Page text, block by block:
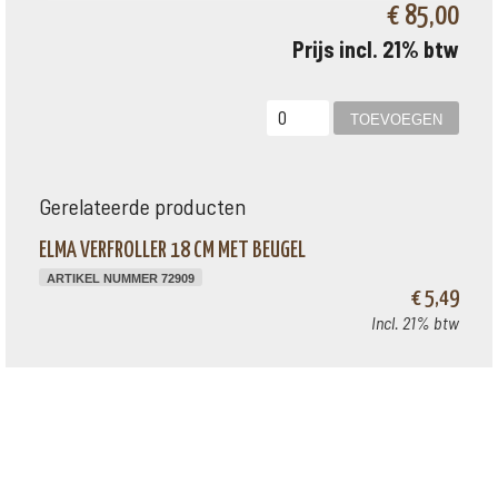
€ 85,00
Prijs incl. 21% btw
Gerelateerde producten
ELMA VERFROLLER 18 CM MET BEUGEL
ARTIKEL NUMMER 72909
€ 5,49
Incl. 21% btw